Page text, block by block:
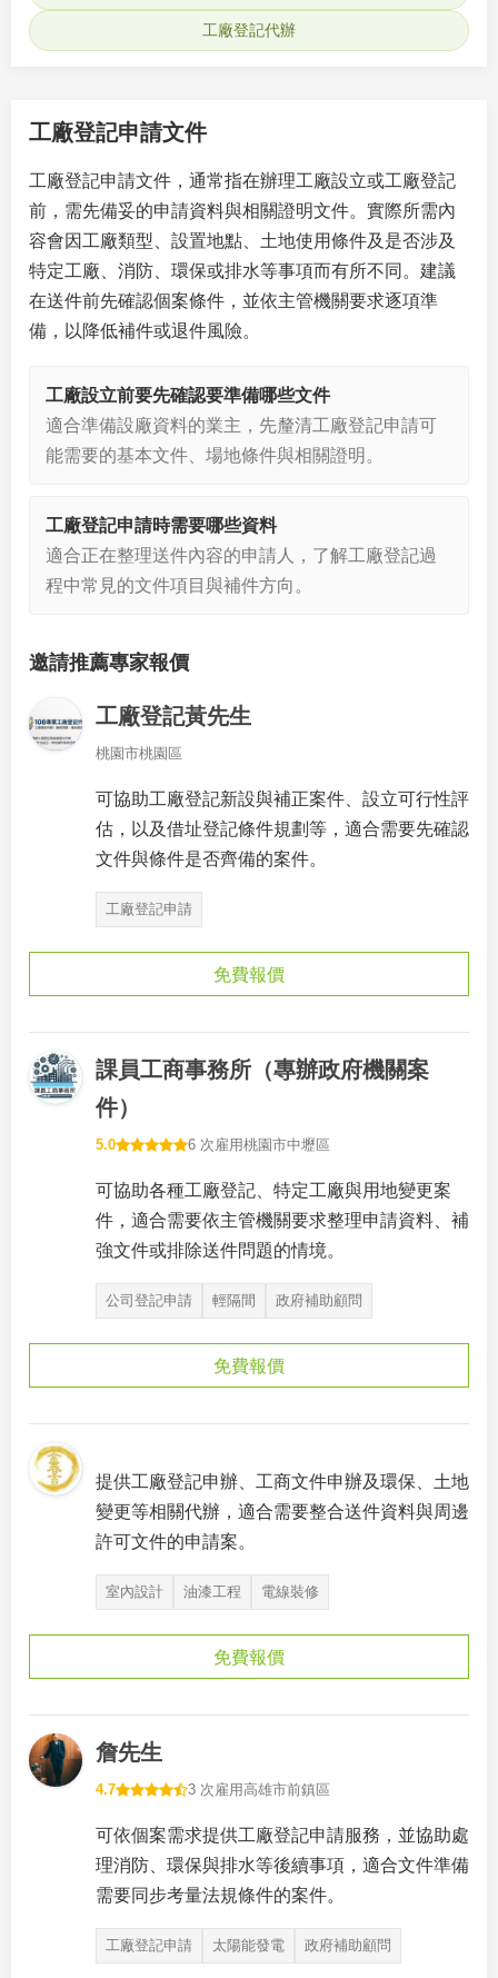
工廠登記代辦
工廠登記申請文件
工廠登記申請文件，通常指在辦理工廠設立或工廠登記
前，需先備妥的申請資料與相關證明文件。實際所需內
容會因工廠類型、設置地點、土地使用條件及是否涉及
特定工廠、消防、環保或排水等事項而有所不同。建議
在送件前先確認個案條件，並依主管機關要求逐項準
備，以降低補件或退件風險。
工廠設立前要先確認要準備哪些文件
適合準備設廠資料的業主，先釐清工廠登記申請可
能需要的基本文件、場地條件與相關證明。
工廠登記申請時需要哪些資料
適合正在整理送件內容的申請人，了解工廠登記過
程中常見的文件項目與補件方向。
邀請推薦專家報價
工廠登記黃先生
桃園市桃園區
可協助工廠登記新設與補正案件、設立可行性評
估，以及借址登記條件規劃等，適合需要先確認
文件與條件是否齊備的案件。
工廠登記申請
免費報價
課員工商事務所（專辦政府機關案
件）
5.0 6 次雇用桃園市中壢區
可協助各種工廠登記、特定工廠與用地變更案
件，適合需要依主管機關要求整理申請資料、補
強文件或排除送件問題的情境。
公司登記申請 輕隔間 政府補助顧問
免費報價
提供工廠登記申辦、工商文件申辦及環保、土地
變更等相關代辦，適合需要整合送件資料與周邊
許可文件的申請案。
室內設計 油漆工程 電線裝修
免費報價
詹先生
4.7 3 次雇用高雄市前鎮區
可依個案需求提供工廠登記申請服務，並協助處
理消防、環保與排水等後續事項，適合文件準備
需要同步考量法規條件的案件。
工廠登記申請 太陽能發電 政府補助顧問